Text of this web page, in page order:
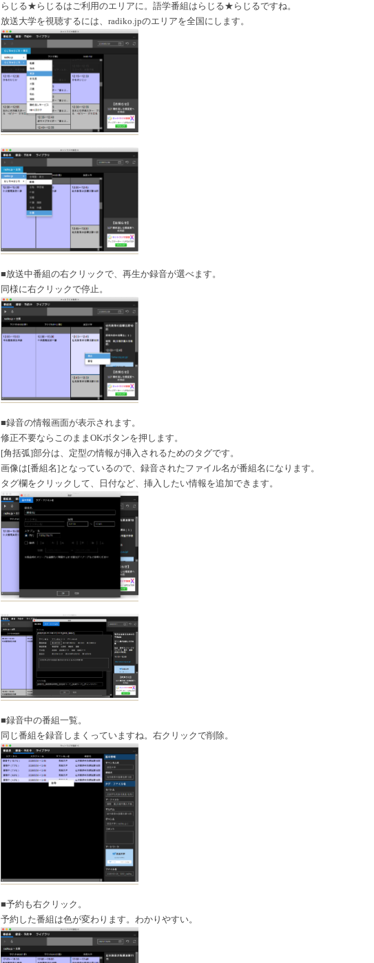
らじる★らじるはご利用のエリアに。語学番組はらじる★らじるですね。
放送大学を視聴するには、radiko.jpのエリアを全国にします。
■放送中番組の右クリックで、再生か録音が選べます。
同様に右クリックで停止。
■録音の情報画面が表示されます。
修正不要ならこのままOKボタンを押します。
[角括弧]部分は、定型の情報が挿入されるためのタグです。
画像は[番組名]となっているので、録音されたファイル名が番組名になります。
タグ欄をクリックして、日付など、挿入したい情報を追加できます。
■録音中の番組一覧。
同じ番組を録音しまくっていますね。右クリックで削除。
■予約も右クリック。
予約した番組は色が変わります。わかりやすい。